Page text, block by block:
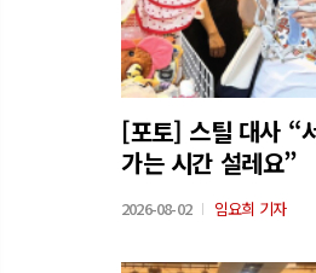
[포토] 스틸 대사 “
가는 시간 설레요”
2026-08-02 임요희 기자